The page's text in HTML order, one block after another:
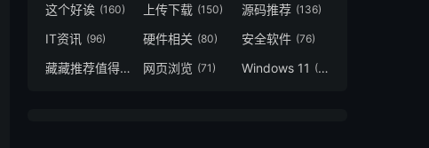
这个好诶 (160) 上传下载 (150) 源码推荐 (136)
IT资讯 (96) 硬件相关 (80) 安全软件 (76)
藏藏推荐值得一看 (73)
网页浏览 (71) Windows 11 (49)